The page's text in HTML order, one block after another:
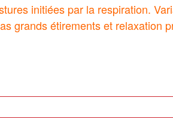
initiées par la respiration.
grands étirements et relaxation